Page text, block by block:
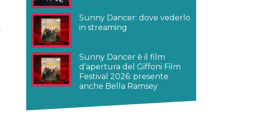
Sunny Dancer: dove vederlo
in streaming
Sunny Dancer è il film
d’apertura del Giffoni Film
Festival 2026: presente
anche Bella Ramsey